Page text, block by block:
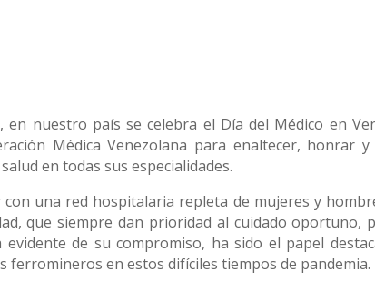
en nuestro país se celebra el Día del Médico en
Médica Venezolana para enaltecer, honrar y
en todas sus especialidades.
una red hospitalaria repleta de mujeres y
que siempre dan prioridad al cuidado oportuno,
de su compromiso, ha sido el papel
ferromineros en estos difíciles tiempos de pandemia.